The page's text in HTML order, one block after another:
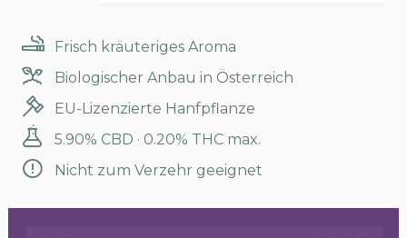
Frisch kräuteriges Aroma
Biologischer Anbau in Österreich
EU-Lizenzierte Hanfpflanze
5.90% CBD · 0.20% THC max.
Nicht zum Verzehr geeignet